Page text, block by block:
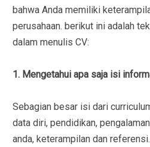
bahwa Anda memiliki
perusahaan. berikut ini adalah
dalam menulis CV:
1. Mengetahui apa saja isi
Sebagian besar isi dari
data diri, pendidikan,
anda, keterampilan dan